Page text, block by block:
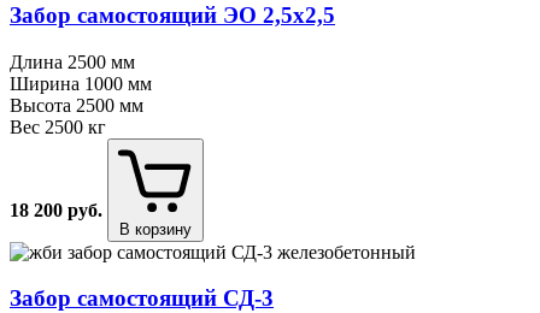
Забор самостоящий ЭО 2,5х2,5
Длина 2500 мм
Ширина 1000 мм
Высота 2500 мм
Вес 2500 кг
18 200 руб.
В корзину
Забор самостоящий СД⁠-⁠3